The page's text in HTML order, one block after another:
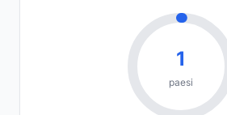
1
paesi